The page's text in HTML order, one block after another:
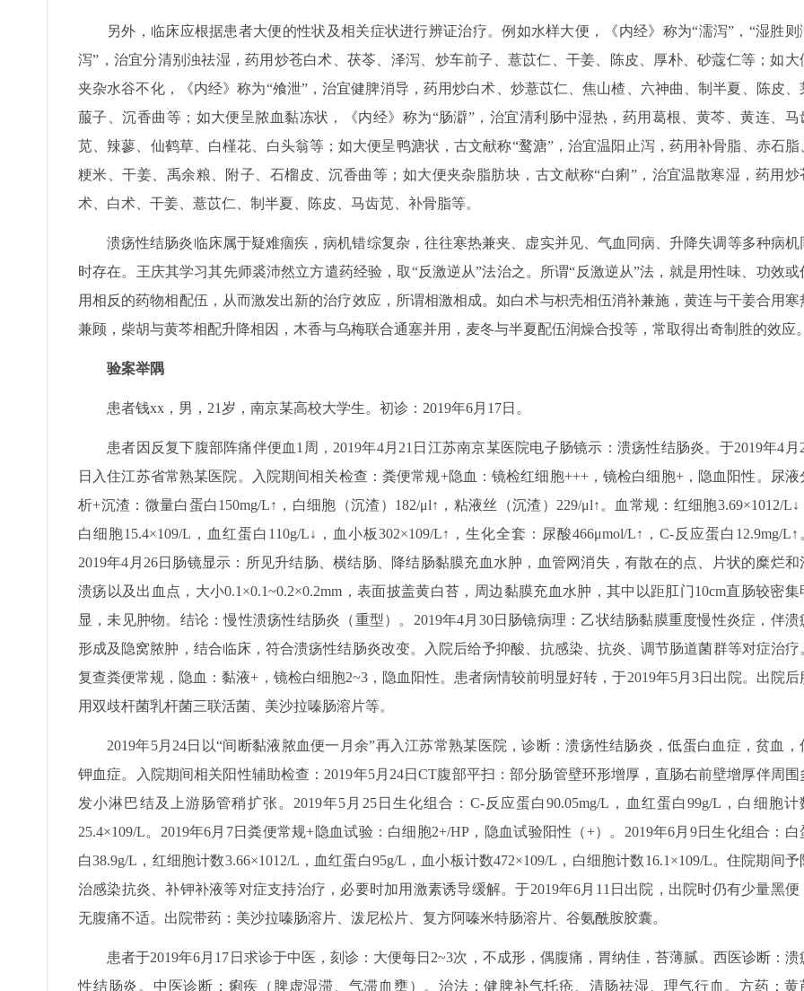
另外，临床应根据患者大便的性状及相关症状进行辨证治疗。例如水样大便，《内经》称为“濡泻”，“湿胜则
泻”，治宜分清别浊祛湿，药用炒苍白术、茯苓、泽泻、炒车前子、薏苡仁、干姜、陈皮、厚朴、砂蔻仁等；如大
夹杂水谷不化，《内经》称为“飧泄”，治宜健脾消导，药用炒白术、炒薏苡仁、焦山楂、六神曲、制半夏、陈皮、
菔子、沉香曲等；如大便呈脓血黏冻状，《内经》称为“肠澼”，治宜清利肠中湿热，药用葛根、黄芩、黄连、马
苋、辣蓼、仙鹤草、白槿花、白头翁等；如大便呈鸭溏状，古文献称“鹜溏”，治宜温阳止泻，药用补骨脂、赤石脂
粳米、干姜、禹余粮、附子、石榴皮、沉香曲等；如大便夹杂脂肪块，古文献称“白痢”，治宜温散寒湿，药用炒
术、白术、干姜、薏苡仁、制半夏、陈皮、马齿苋、补骨脂等。
溃疡性结肠炎临床属于疑难痼疾，病机错综复杂，往往寒热兼夹、虚实并见、气血同病、升降失调等多种病机
时存在。王庆其学习其先师裘沛然立方遣药经验，取“反激逆从”法治之。所谓“反激逆从”法，就是用性味、功效或
用相反的药物相配伍，从而激发出新的治疗效应，所谓相激相成。如白术与枳壳相伍消补兼施，黄连与干姜合用寒
兼顾，柴胡与黄芩相配升降相因，木香与乌梅联合通塞并用，麦冬与半夏配伍润燥合投等，常取得出奇制胜的效应。
验案举隅
患者钱xx，男，21岁，南京某高校大学生。初诊：2019年6月17日。
患者因反复下腹部阵痛伴便血1周，2019年4月21日江苏南京某医院电子肠镜示：溃疡性结肠炎。于2019年4月
日入住江苏省常熟某医院。入院期间相关检查：粪便常规+隐血：镜检红细胞+++，镜检白细胞+，隐血阳性。尿液
析+沉渣：微量白蛋白150mg/L↑，白细胞（沉渣）182/μl↑，粘液丝（沉渣）229/μl↑。血常规：红细胞3.69×1012/L↓
白细胞15.4×109/L，血红蛋白110g/L↓，血小板302×109/L↑，生化全套：尿酸466μmol/L↑，C-反应蛋白12.9mg/L↑
2019年4月26日肠镜显示：所见升结肠、横结肠、降结肠黏膜充血水肿，血管网消失，有散在的点、片状的糜烂和
溃疡以及出血点，大小0.1×0.1~0.2×0.2mm，表面披盖黄白苔，周边黏膜充血水肿，其中以距肛门10cm直肠较密集
显，未见肿物。结论：慢性溃疡性结肠炎（重型）。2019年4月30日肠镜病理：乙状结肠黏膜重度慢性炎症，伴溃
形成及隐窝脓肿，结合临床，符合溃疡性结肠炎改变。入院后给予抑酸、抗感染、抗炎、调节肠道菌群等对症治疗
复查粪便常规，隐血：黏液+，镜检白细胞2~3，隐血阳性。患者病情较前明显好转，于2019年5月3日出院。出院后
用双歧杆菌乳杆菌三联活菌、美沙拉嗪肠溶片等。
2019年5月24日以“间断黏液脓血便一月余”再入江苏常熟某医院，诊断：溃疡性结肠炎，低蛋白血症，贫血，
钾血症。入院期间相关阳性辅助检查：2019年5月24日CT腹部平扫：部分肠管壁环形增厚，直肠右前壁增厚伴周围
发小淋巴结及上游肠管稍扩张。2019年5月25日生化组合：C-反应蛋白90.05mg/L，血红蛋白99g/L，白细胞计
25.4×109/L。2019年6月7日粪便常规+隐血试验：白细胞2+/HP，隐血试验阳性（+）。2019年6月9日生化组合：白
白38.9g/L，红细胞计数3.66×1012/L，血红蛋白95g/L，血小板计数472×109/L，白细胞计数16.1×109/L。住院期间予
治感染抗炎、补钾补液等对症支持治疗，必要时加用激素诱导缓解。于2019年6月11日出院，出院时仍有少量黑便
无腹痛不适。出院带药：美沙拉嗪肠溶片、泼尼松片、复方阿嗪米特肠溶片、谷氨酰胺胶囊。
患者于2019年6月17日求诊于中医，刻诊：大便每日2~3次，不成形，偶腹痛，胃纳佳，苔薄腻。西医诊断：溃
性结肠炎。中医诊断：痢疾（脾虚湿滞、气滞血壅）。治法：健脾补气托疮、清肠祛湿、理气行血。方药：黄